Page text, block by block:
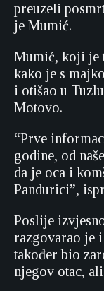
preuzeli
je Mumić.
Mumić, koji je
kako je s
i otišao u
Motovo.
“Prve
godine, od
da je oca i
Pandurici”,
Poslije
razgovarao je
također bio
njegov otac,